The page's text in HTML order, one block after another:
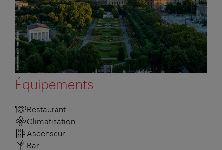
Équipements
Restaurant
Climatisation
Ascenseur
Bar